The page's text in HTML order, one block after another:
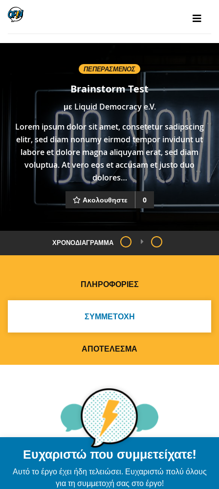
ΠΕΠΕΡΑΣΜΈΝΟΣ
Brainstorm Test
με Liquid Democracy e.V.
Lorem ipsum dolor sit amet, consetetur sadipscing
elitr, sed diam nonumy eirmod tempor invidunt ut
labore et dolore magna aliquyam erat, sed diam
voluptua. At vero eos et accusam et justo duo
dolores…
Ακολουθηστε 0
ΧΡΟΝΟΔΙΆΓΡΑΜΜΑ
ΠΛΗΡΟΦΟΡΊΕΣ
ΣΥΜΜΕΤΟΧΉ
ΑΠΟΤΈΛΕΣΜΑ
Ευχαριστώ που συμμετείχατε!
Αυτό το έργο έχει ήδη τελειώσει. Ευχαριστώ πολύ όλους
για τη συμμετοχή σας στο έργο!